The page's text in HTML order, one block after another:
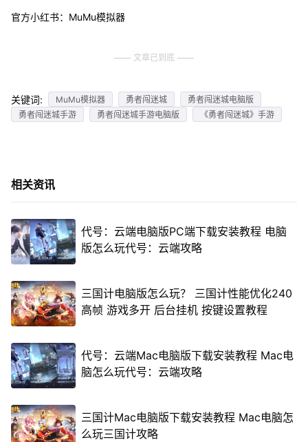
官方小红书：MuMu模拟器
文章已到底
关键词: MuMu模拟器 勇者闯迷城
勇者闯迷城电脑版
勇者闯迷城手游
勇者闯迷城手游电脑版 《勇者闯迷城》手游
相关资讯
代号：云端电脑版PC端下载安装教程 电脑
版怎么玩代号：云端攻略
三国计电脑版怎么玩？ 三国计性能优化240
高帧 游戏多开 后台挂机 按键设置教程
代号：云端Mac电脑版下载安装教程 Mac电
脑怎么玩代号：云端攻略
三国计Mac电脑版下载安装教程 Mac电脑怎
么玩三国计攻略